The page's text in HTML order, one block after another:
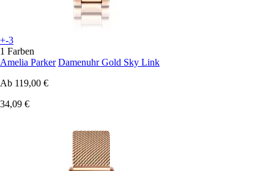
+-3
1 Farben
Amelia Parker Damenuhr Gold Sky Link
Ab 119,00 €
34,09 €